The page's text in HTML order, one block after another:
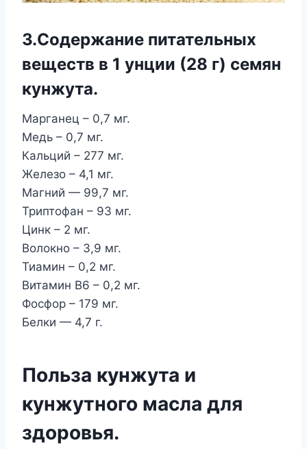
3.Содержание питательных
веществ в 1 унции (28 г) семян
кунжута.
Марганец – 0,7 мг.
Медь – 0,7 мг.
Кальций – 277 мг.
Железо – 4,1 мг.
Магний — 99,7 мг.
Триптофан – 93 мг.
Цинк – 2 мг.
Волокно – 3,9 мг.
Тиамин – 0,2 мг.
Витамин В6 – 0,2 мг.
Фосфор – 179 мг.
Белки — 4,7 г.
Польза кунжута и
кунжутного масла для
здоровья.